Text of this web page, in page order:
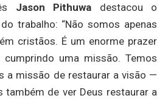
Jason Pithuwa destacou o
trabalho: “Não somos apenas
cristãos. É um enorme prazer
uma missão. Temos
a missão de restaurar a visão —
de ver Deus restaurar a